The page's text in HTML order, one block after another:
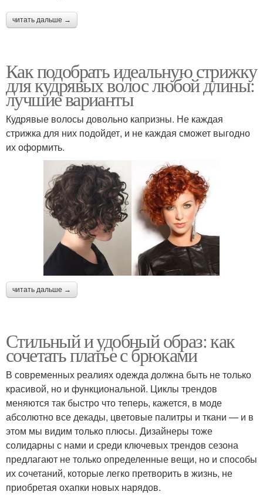
читать дальше →
Как подобрать идеальную стрижку
для кудрявых волос любой длины:
лучшие варианты
Кудрявые волосы довольно капризны. Не каждая
стрижка для них подойдет, и не каждая сможет выгодно
их оформить.
читать дальше →
Стильный и удобный образ: как
сочетать платье с брюками
В современных реалиях одежда должна быть не только
красивой, но и функциональной. Циклы трендов
меняются так быстро что теперь, кажется, в моде
абсолютно все декады, цветовые палитры и ткани — и в
этом мы видим только плюсы. Дизайнеры тоже
солидарны с нами и среди ключевых трендов сезона
предлагают не только определенные вещи, но и способы
их сочетаний, которые легко претворить в жизнь, не
приобретая охапки новых нарядов.